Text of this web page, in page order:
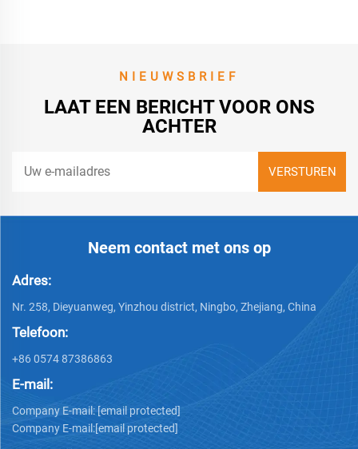
NIEUWSBRIEF
LAAT EEN BERICHT VOOR ONS
ACHTER
Neem contact met ons op
Adres:
Nr. 258, Dieyuanweg, Yinzhou district, Ningbo, Zhejiang, China
Telefoon:
+86 0574 87386863
E-mail:
Company E-mail:[email protected]
Company E-mail:[email protected]